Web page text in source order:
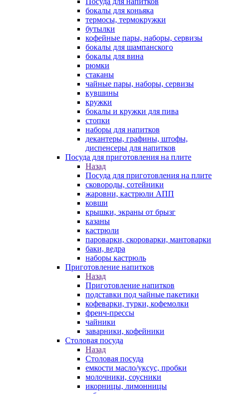
бокалы для коньяка
термосы, термокружки
бутылки
кофейные пары, наборы, сервизы
бокалы для шампанского
бокалы для вина
рюмки
стаканы
чайные пары, наборы, сервизы
кувшины
кружки
бокалы и кружки для пива
стопки
наборы для напитков
декантеры, графины, штофы,
диспенсеры для напитков
Посуда для приготовления на плите
Назад
Посуда для приготовления на плите
сковороды, сотейники
жаровни, кастрюли АПП
ковши
крышки, экраны от брызг
казаны
кастрюли
пароварки, скороварки, мантоварки
баки, ведра
наборы кастрюль
Приготовление напитков
Назад
Приготовление напитков
подставки под чайные пакетики
кофеварки, турки, кофемолки
френч-прессы
чайники
заварники, кофейники
Столовая посуда
Назад
Столовая посуда
емкости масло/уксус, пробки
молочники, соусники
икорницы, лимонницы